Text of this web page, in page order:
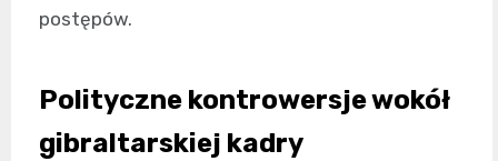
postępów.
Polityczne kontrowersje wokół
gibraltarskiej kadry